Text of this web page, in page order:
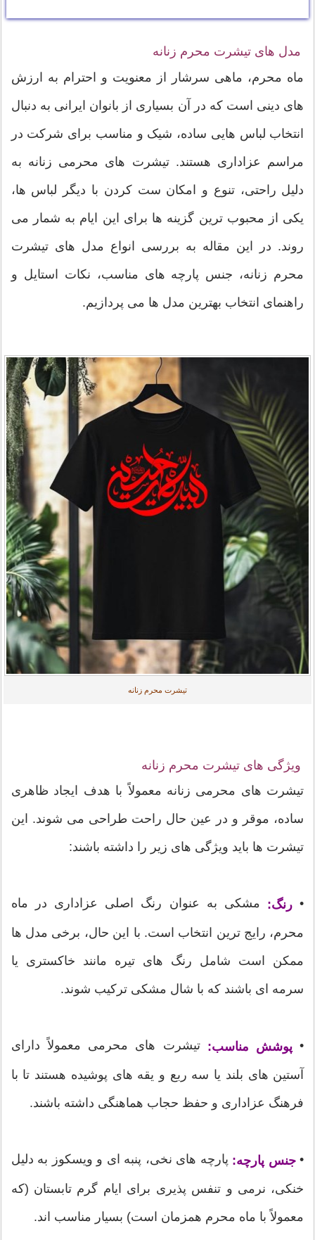
مدل های تیشرت محرم زنانه
ماه محرم، ماهی سرشار از معنویت و احترام به ارزش
های دینی است که در آن بسیاری از بانوان ایرانی به دنبال
انتخاب لباس هایی ساده، شیک و مناسب برای شرکت در
مراسم عزاداری هستند. تیشرت های محرمی زنانه به
دلیل راحتی، تنوع و امکان ست کردن با دیگر لباس ها،
یکی از محبوب ترین گزینه ها برای این ایام به شمار می
روند. در این مقاله به بررسی انواع مدل های تیشرت
محرم زنانه، جنس پارچه های مناسب، نکات استایل و
راهنمای انتخاب بهترین مدل ها می پردازیم.
تیشرت محرم زنانه
ویژگی های تیشرت محرم زنانه
تیشرت های محرمی زنانه معمولاً با هدف ایجاد ظاهری
ساده، موقر و در عین حال راحت طراحی می شوند. این
تیشرت ها باید ویژگی های زیر را داشته باشند:
• رنگ: مشکی به عنوان رنگ اصلی عزاداری در ماه
محرم، رایج ترین انتخاب است. با این حال، برخی مدل ها
ممکن است شامل رنگ های تیره مانند خاکستری یا
سرمه ای باشند که با شال مشکی ترکیب شوند.
• پوشش مناسب: تیشرت های محرمی معمولاً دارای
آستین های بلند یا سه ربع و یقه های پوشیده هستند تا با
فرهنگ عزاداری و حفظ حجاب هماهنگی داشته باشند.
•جنس پارچه: پارچه های نخی، پنبه ای و ویسکوز به دلیل
خنکی، نرمی و تنفس پذیری برای ایام گرم تابستان (که
معمولاً با ماه محرم همزمان است) بسیار مناسب اند.